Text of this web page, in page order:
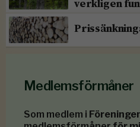
verkligen
Medlemsförmåner
Som medlem i